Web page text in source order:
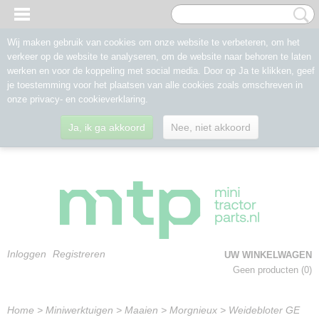
Inloggen Registreren
UW WINKELWAGEN
Geen producten (0)
Home > Miniwerktuigen > Maaien > Morgnieux > Weidebloter GE
Wij maken gebruik van cookies om onze website te verbeteren, om het
verkeer op de website te analyseren, om de website naar behoren te laten
werken en voor de koppeling met social media. Door op Ja te klikken, geef
je toestemming voor het plaatsen van alle cookies zoals omschreven in
onze privacy- en cookieverklaring.
Ja, ik ga akkoord Nee, niet akkoord